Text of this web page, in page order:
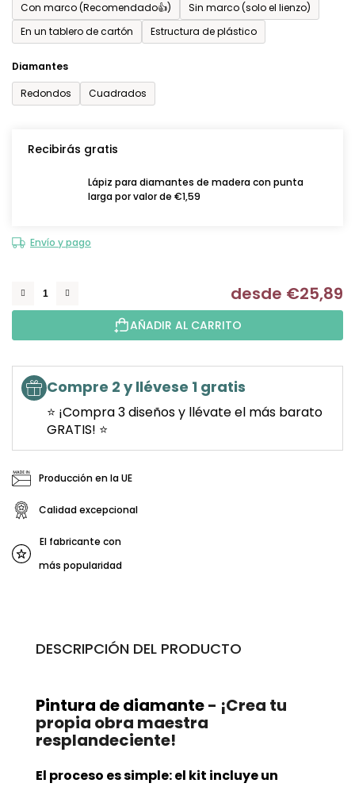
Con marco (Recomendado👍)
Sin marco (solo el lienzo)
En un tablero de cartón
Estructura de plástico
Diamantes
Redondos
Cuadrados
Recibirás gratis
Lápiz para diamantes de madera con punta
larga por valor de €1,59
Envío y pago
desde €25,89
AÑADIR AL CARRITO
Compre 2 y llévese 1 gratis
⭐ ¡Compra 3 diseños y llévate el más barato
GRATIS! ⭐
Producción en la UE
Calidad excepcional
El fabricante con
más popularidad
DESCRIPCIÓN DEL PRODUCTO
Pintura de diamante- ¡Crea tu
propia obra maestra
resplandeciente!
El proceso es simple: el kit incluye un